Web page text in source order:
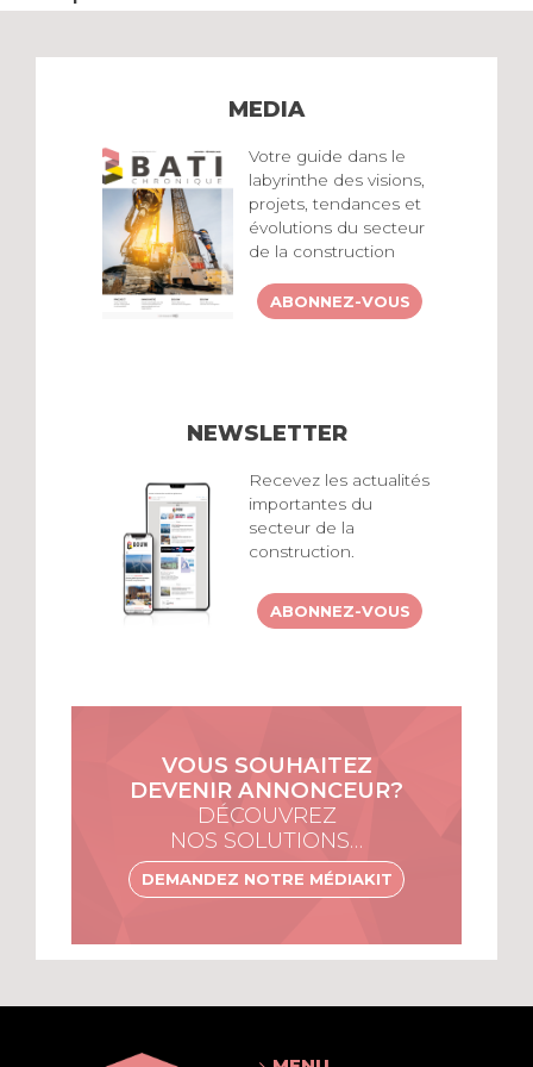
MEDIA
Votre guide dans le
labyrinthe des visions,
projets, tendances et
évolutions du secteur
de la construction
ABONNEZ-VOUS
NEWSLETTER
Recevez les actualités
importantes du
secteur de la
construction.
ABONNEZ-VOUS
VOUS SOUHAITEZ
DEVENIR ANNONCEUR?
DÉCOUVREZ
NOS SOLUTIONS…
DEMANDEZ NOTRE MÉDIAKIT